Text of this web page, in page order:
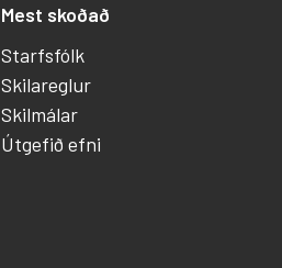
Mest skoðað
Starfsfólk
Skilareglur
Skilmálar
Útgefið efni